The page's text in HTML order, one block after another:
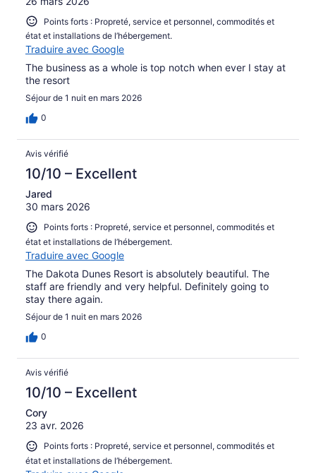
Points forts : Propreté, service et personnel, commodités et
état et installations de l’hébergement.
Traduire avec Google
The business as a whole is top notch when ever I stay at
the resort
Séjour de 1 nuit en mars 2026
0
Avis vérifié
10/10 – Excellent
Jared
30 mars 2026
Points forts : Propreté, service et personnel, commodités et
état et installations de l’hébergement.
Traduire avec Google
The Dakota Dunes Resort is absolutely beautiful. The
staff are friendly and very helpful. Definitely going to
stay there again.
Séjour de 1 nuit en mars 2026
0
Avis vérifié
10/10 – Excellent
Cory
23 avr. 2026
Points forts : Propreté, service et personnel, commodités et
état et installations de l’hébergement.